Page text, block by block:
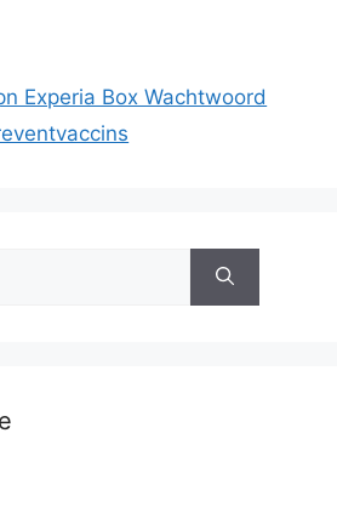
Experia Box Wachtwoord